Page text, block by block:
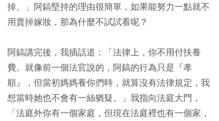
掉。」阿鎬堅持的理由很簡單，如果能努力一點就不
用賣掉嫁妝，那為什麼不試試看呢？
阿鎬講完後，我插話道：「法律上，你不用付扶養
費。就像前一個法官說的，阿鎬的行為只是『孝
順』，但當初媽媽養你們時，就算沒有法律規定，我
想當時她也不會有一絲猶疑。」我指向法庭大門，
「法庭外你有一個家庭，但現在法庭裡也有一個家，